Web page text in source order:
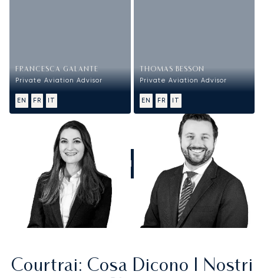
FRANCESCA GALANTE
Private Aviation Advisor
EN FR IT
THOMAS BESSON
Private Aviation Advisor
EN FR IT
CHIAMATECI
Courtrai: Cosa Dicono I Nostri